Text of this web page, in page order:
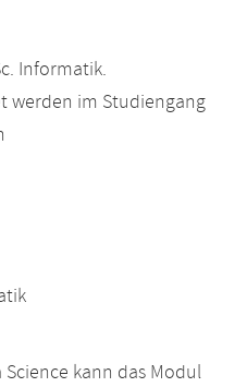
Informatik.
werden im Studiengang
kann das Modul